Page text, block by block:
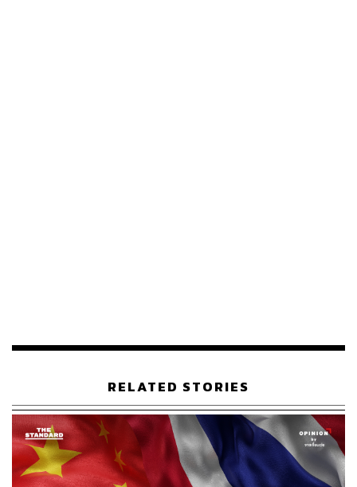
ABOUT THE AUTHOR
THE STANDARD TEAM
กองบรรณาธิการ THE STANDARD
RELATED STORIES